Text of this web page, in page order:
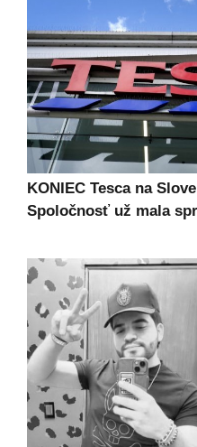
KONIEC Tesca na
Spoločnosť už mala